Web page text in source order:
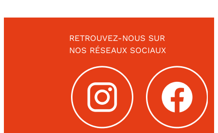
RETROUVEZ-NOUS SUR
NOS RÉSEAUX SOCIAUX